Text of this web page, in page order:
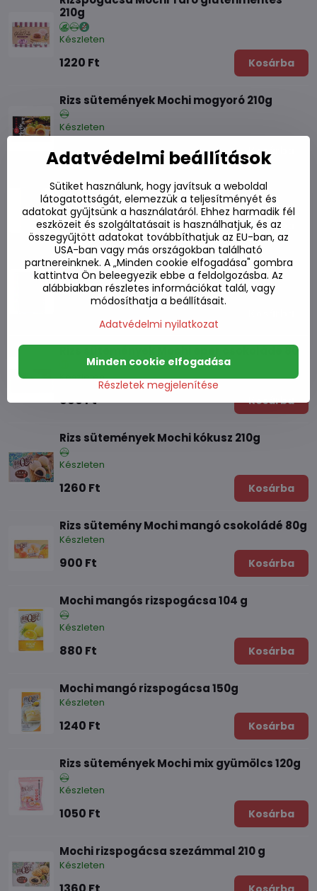
210g
Készleten
1220 Ft Kosárba
Rizs sütemények Mochi mogyoró 210g
Készleten
1360 Ft Kosárba
Rizs sütemények Mochi banán 150g
Készleten
1210 Ft Kosárba
Rizs sütemény Mochi barack 104g
Készleten
Rizs sütemények Mochi eper csokoládé 80g
Készleten
900 Ft Kosárba
Rizs sütemények Mochi kókusz 210g
Készleten
1260 Ft Kosárba
Rizs sütemény Mochi mangó csokoládé 80g
Készleten
900 Ft Kosárba
Mochi mangós rizspogácsa 104 g
Készleten
880 Ft Kosárba
Mochi mangó rizspogácsa 150g
Készleten
1240 Ft Kosárba
Rizs sütemények Mochi mix gyümölcs 120g
Készleten
1050 Ft Kosárba
Mochi rizspogácsa szezámmal 210 g
Készleten
Adatvédelmi beállítások
Sütiket használunk, hogy javítsuk a weboldal
látogatottságát, elemezzük a teljesítményét és
adatokat gyűjtsünk a használatáról. Ehhez harmadik fél
eszközeit és szolgáltatásait is használhatjuk, és az
összegyűjtött adatokat továbbíthatjuk az EU-ban, az
USA-ban vagy más országokban található
partnereinknek. A „Minden cookie elfogadása" gombra
kattintva Ön beleegyezik ebbe a feldolgozásba. Az
alábbiakban részletes információkat talál, vagy
módosíthatja a beállításait.
Adatvédelmi nyilatkozat
Részletek megjelenítése
Minden cookie elfogadása